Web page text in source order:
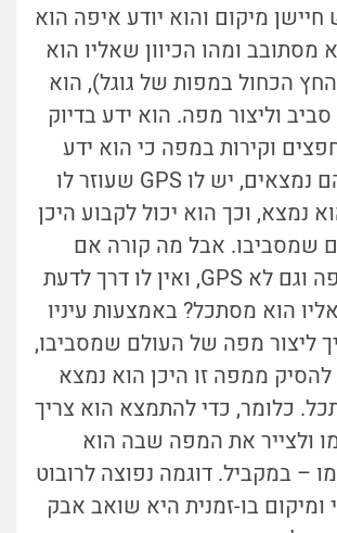
חיישן מיקום והוא יודע איפה הוא
מסתובב ומהו הכיוון שאליו הוא
הכחול במפות של גוגל), הוא
וליצור מפה. הוא ידע בדיוק
וקירות במפה כי הוא ידע
בדיוק איפה הם נמצאים, יש לו GPS שעוזר לו
נמצא, וכך הוא יכול לקבוע היכן
שמסביבו. אבל מה קורה אם
לרובוט אין מפה וגם לא GPS, ואין לו דרך לדעת
הוא מסתכל? באמצעות עיניו
ליצור מפה של העולם שמסביבו,
להסיק ממפה זו היכן הוא נמצא
כלומר, כדי להתמצא הוא צריך
ולצייר את המפה שבה הוא
– במקביל. דוגמה נפוצה לרובוט
בו-זמנית היא שואב אבק